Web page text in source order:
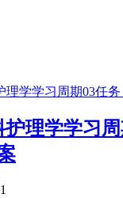
护理学学习